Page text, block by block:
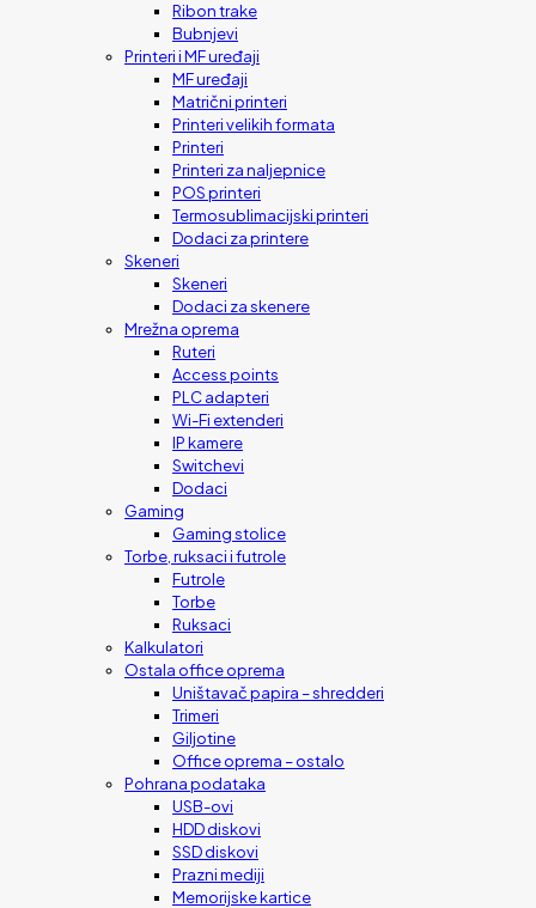
Ribon trake
Bubnjevi
Printeri i MF uređaji
MF uređaji
Matrični printeri
Printeri velikih formata
Printeri
Printeri za naljepnice
POS printeri
Termosublimacijski printeri
Dodaci za printere
Skeneri
Skeneri
Dodaci za skenere
Mrežna oprema
Ruteri
Access points
PLC adapteri
Wi-Fi extenderi
IP kamere
Switchevi
Dodaci
Gaming
Gaming stolice
Torbe, ruksaci i futrole
Futrole
Torbe
Ruksaci
Kalkulatori
Ostala office oprema
Uništavač papira – shredderi
Trimeri
Giljotine
Office oprema – ostalo
Pohrana podataka
USB-ovi
HDD diskovi
SSD diskovi
Prazni mediji
Memorijske kartice